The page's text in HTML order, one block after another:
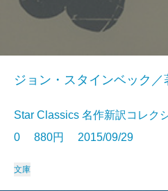
ジョン・スタインベック
Star Classics 名作新訳コレ
0 880円 2015/09/29
文庫